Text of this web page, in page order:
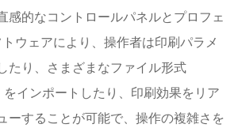
感的なコントロールパネルとプロフェ
ウェアにより、操作者は印刷パラメ
たり、さまざまなファイル形式
をインポートしたり、印刷効果をリア
ーすることが可能で、操作の複雑さを